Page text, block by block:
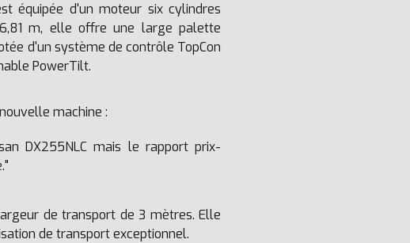
équipée d'un moteur six cylindres
m, elle offre une large palette
d'un système de contrôle TopCon
PowerTilt.
machine :
DX255NLC mais le rapport prix-
de transport de 3 mètres. Elle
de transport exceptionnel.